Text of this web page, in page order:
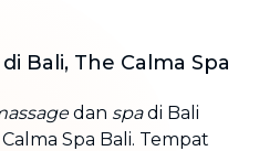
Bali, The Calma Spa
dan spadi Bali
Spa Bali. Tempat